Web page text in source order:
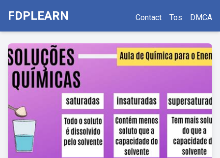
FDPLEARN Contact Tos DMCA